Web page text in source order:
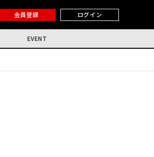
会員登録 ログイン
EVENT